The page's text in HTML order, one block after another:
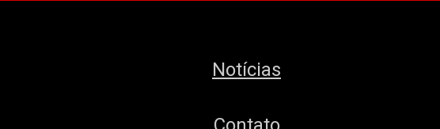
Notícias